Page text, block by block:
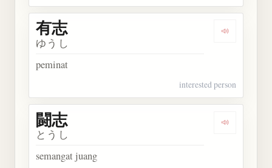
Dengarkan
有志
ゆうし
peminat
interested person
Dengarkan
闘志
とうし
semangat juang